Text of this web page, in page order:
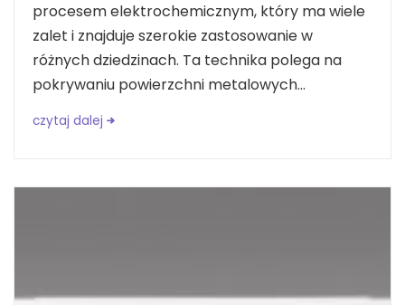
procesem elektrochemicznym, który ma wiele
zalet i znajduje szerokie zastosowanie w
różnych dziedzinach. Ta technika polega na
pokrywaniu powierzchni metalowych...
czytaj dalej